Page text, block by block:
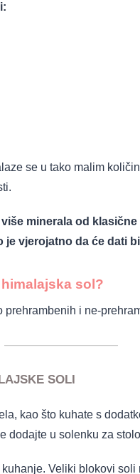
se u tako malim
minerala od klasične
je vjerojatno da će dati
sol?
i ne-
SOLI
kao što kuhate s
dodajte u solenku za
Veliki blokovi